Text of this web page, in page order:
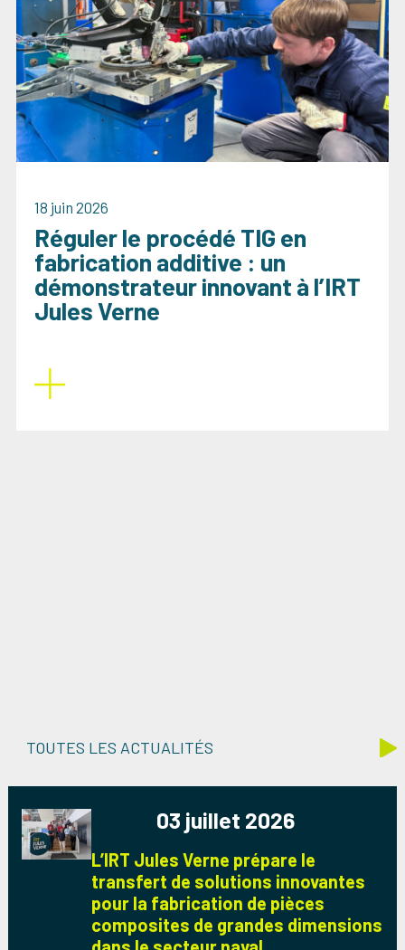
18 juin 2026
Réguler le procédé TIG en
fabrication additive : un
démonstrateur innovant à l’IRT
Jules Verne
TOUTES LES ACTUALITÉS
03 juillet 2026
L’IRT Jules Verne prépare le
transfert de solutions innovantes
pour la fabrication de pièces
composites de grandes dimensions